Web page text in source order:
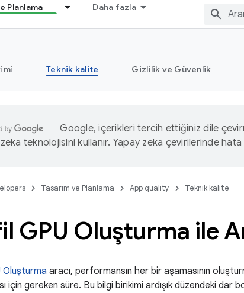
Planlama Daha fazla
Teknik kalite Gizlilik ve Güvenlik
Google, içerikleri tercih ettiğiniz dile
teknolojisini kullanır. Yapay zeka çevirilerinde hata
Tasarım ve Planlama App quality Teknik kalite
GPU Oluşturma ile
Oluşturma aracı, performansın her bir aşamasının
için gereken süre. Bu bilgi birikimi ardışık düzendeki dar